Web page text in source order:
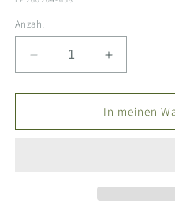
Anzahl
Verringere
die
Menge
Früchtetee
Erhöhe
die
Menge
für
Früchtetee
In meinen